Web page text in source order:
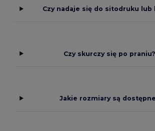
Czy nadaje się do sitodruku lub
Czy skurczy się po praniu?
Jakie rozmiary są